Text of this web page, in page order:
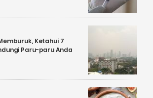
Ketahui 7
Paru-paru Anda